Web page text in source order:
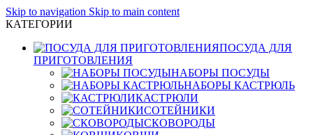
Skip to navigation Skip to main content
КАТЕГОРИИ
ПОСУДА ДЛЯ
ПРИГОТОВЛЕНИЯ
НАБОРЫ ПОСУДЫ
НАБОРЫ КАСТРЮЛЬ
КАСТРЮЛИ
СОТЕЙНИКИ
СКОВОРОДЫ